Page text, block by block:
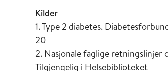
Kilder
1. Type 2 diabetes.
20
2. Nasjonale faglige
Tilgjengelig i Helsebiblioteket